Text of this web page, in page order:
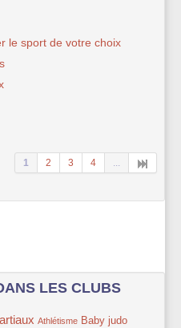
le sport de votre choix
1 2 3 4
LES CLUBS
Athlétisme Baby judo